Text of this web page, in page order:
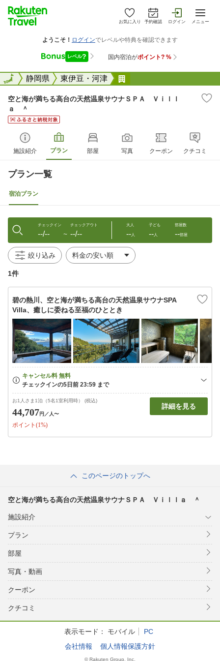
お気に入り 予約確認 ログイン メニュー
全国静岡県 東伊豆・河津
全国
空と海が満ちる高台の天然温泉サウナＳＰＡ Ｖｉｌｌ
ａ ＾
施設紹介 プラン 部屋 写真 クーポン クチコミ
プラン一覧
宿泊プラン
チェックイン
--/-- 〜
チェックアウト
--/--
大人
--人
子ども
--人
部屋数
--部屋
絞り込み
1件
碧の熱川、空と海が満ちる高台の天然温泉サウナSPA
Villa、癒しに委ねる至福のひととき
お1人さま1泊（5名1室利用時） (税込)
44,707円 ／人〜
ポイント(1%)
詳細を見る
このページのトップへ
空と海が満ちる高台の天然温泉サウナＳＰＡ Ｖｉｌｌａ ＾
施設紹介
プラン
部屋
写真・動画
クーポン
クチコミ
表示モード： モバイル
PC
会社情報
個人情報保護方針
© Rakuten Group, Inc.